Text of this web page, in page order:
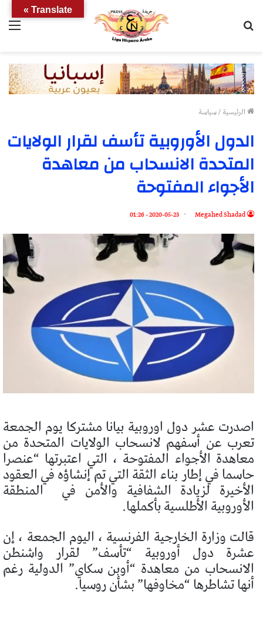
الرئيسية/سياسة
الدول الأوروبية تأسف لقرار الولايات
المتحدة الانسحاب من معاهدة
الأجواء المفتوحة
Megahed Shadad
2020-05-23 - 01:26
اصدرت عشر دول اوروبية بيانا مشتركا يوم الجمعة
تعرب عن أسفهم لانسحاب الولايات المتحدة من
معاهدة الأجواء المفتوحة ، التي اعتبرتها “عنصرا
حاسما في إطار بناء الثقة التي تم إنشاؤه في العقود
الأخيرة لزيادة الشفافية والأمن في المنطقة
الأوروبية الأطلسية بأكملها.
قالت وزارة الخارجية الفرنسية ، اليوم الجمعة ، إن
عشرة دول أوروبية “تأسف” لقرار واشنطن
الانسحاب من معاهدة “أوبن سكاي” الدولية رغم
أنها تشاطرها “مخاوفها” بشأن روسيا.
Translate »